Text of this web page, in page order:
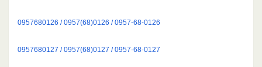
0957680126 / 0957(68)0126 / 0957-68-0126
0957680127 / 0957(68)0127 / 0957-68-0127